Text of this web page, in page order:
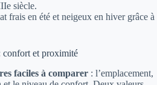
siècle.
frais en été et neigeux en hiver grâce à
confort et proximité
faciles à comparer : l’emplacement,